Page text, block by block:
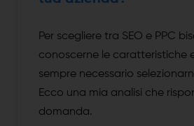
Per scegliere tra SEO e PPC
conoscerne le caratteristiche
sempre necessario
Ecco una mia analisi che
domanda.